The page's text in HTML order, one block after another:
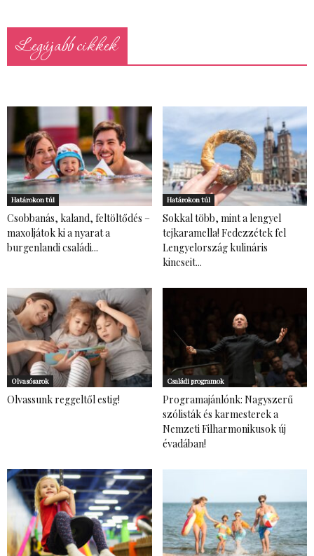
Legújabb cikkek
Határokon túl
Csobbanás, kaland, feltöltődés –
maxoljátok ki a nyarat a
burgenlandi családi...
Határokon túl
Sokkal több, mint a lengyel
tejkaramella! Fedezzétek fel
Lengyelország kulináris
kincseit...
Olvasósarok
Olvassunk reggeltől estig!
Családi programok
Programajánlónk: Nagyszerű
szólisták és karmesterek a
Nemzeti Filharmonikusok új
évadában!